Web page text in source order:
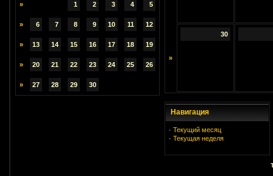
» 1 2 3 4 5
» 6 7 8 9 10 11 12
» 13 14 15 16 17 18 19
» 20 21 22 23 24 25 26
» 27 28 29 30
»
30
Навигация
· Текущий месяц
· Текущая неделя